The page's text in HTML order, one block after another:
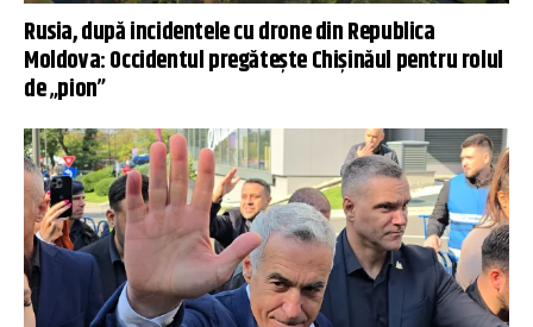
Rusia, după incidentele cu drone din Republica
Moldova: Occidentul pregătește Chișinăul pentru rolul
de „pion”